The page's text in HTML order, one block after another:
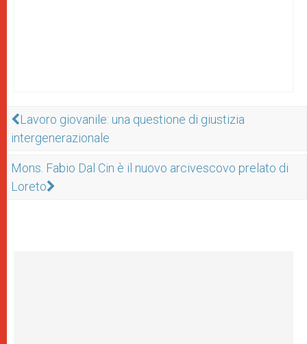
Lavoro giovanile: una questione di giustizia
intergenerazionale
Mons. Fabio Dal Cin è il nuovo arcivescovo prelato di
Loreto